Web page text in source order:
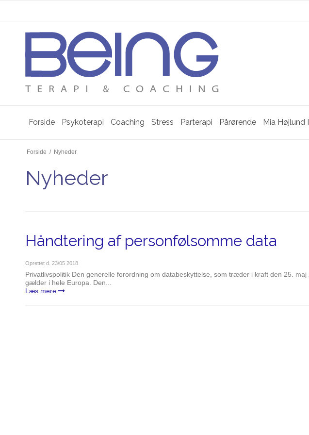
Forside Psykoterapi Coaching Stress Parterapi Pårørende Mia Højlund
Forside / Nyheder
Nyheder
Håndtering af personfølsomme data
Oprettet d. 23/05 2018
Privatlivspolitik Den generelle forordning om databeskyttelse, som træder i kraft den 25.
gælder i hele Europa. Den...
Læs mere